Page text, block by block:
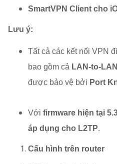
SmartVPN Client cho
Lưu ý:
Tất cả các kết nối VPN
bao gồm cả LAN-to-LAN
được bảo vệ bởi Port
Với firmware hiện tại
áp dụng cho L2TP.
Cấu hình trên router